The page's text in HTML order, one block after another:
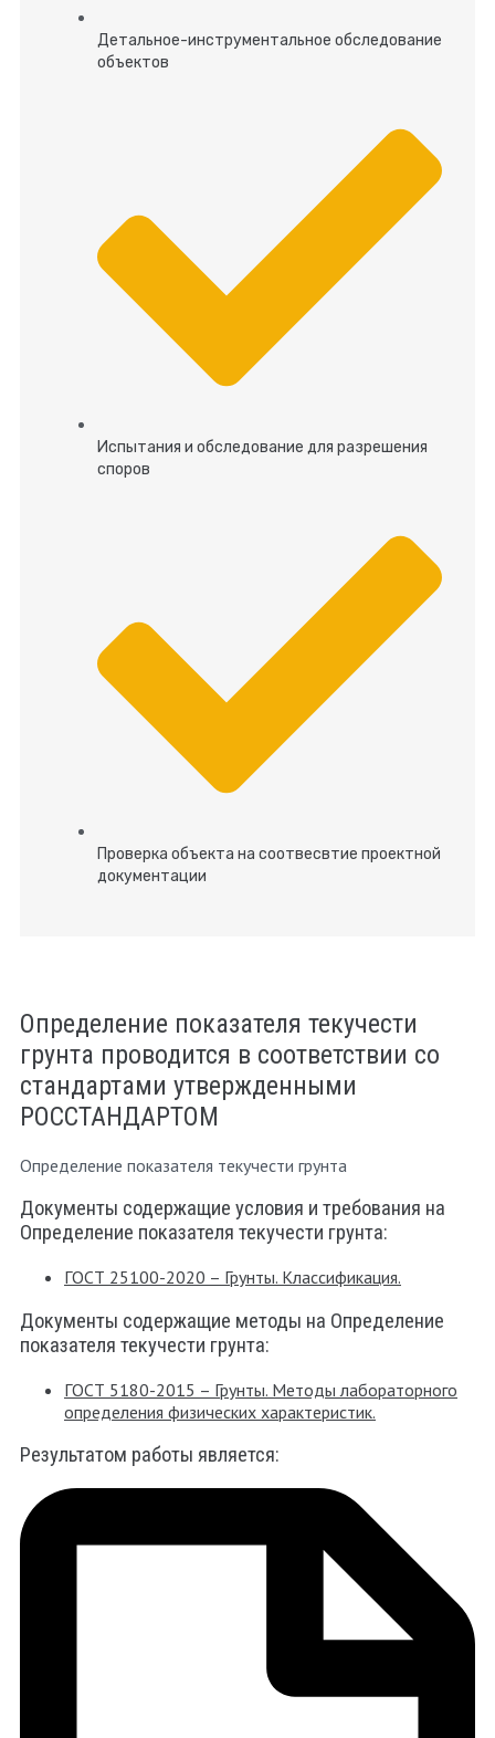
Детальное-инструментальное обследование
объектов
Испытания и обследование для разрешения
споров
Проверка объекта на соотвесвтие проектной
документации
Определение показателя текучести
грунта проводится в соответствии со
стандартами утвержденными
РОССТАНДАРТОМ
Определение показателя текучести грунта
Документы содержащие условия и требования на
Определение показателя текучести грунта:
ГОСТ 25100-2020 – Грунты. Классификация.
Документы содержащие методы на Определение
показателя текучести грунта:
ГОСТ 5180-2015 – Грунты. Методы лабораторного
определения физических характеристик.
Результатом работы является: